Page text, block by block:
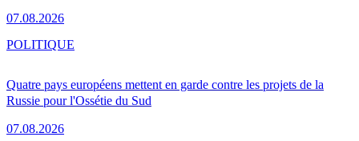
07.08.2026
Quatre pays européens mettent en garde contre les projets de la
Russie pour l'Ossétie du Sud
07.08.2026
POLITIQUE